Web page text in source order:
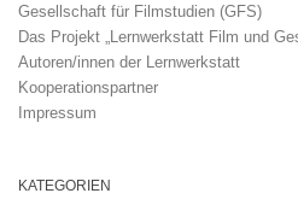
Gesellschaft für Filmstudien (GFS)
Das Projekt „Lernwerkstatt Film und
Autoren/innen der Lernwerkstatt
Kooperationspartner
Impressum
KATEGORIEN